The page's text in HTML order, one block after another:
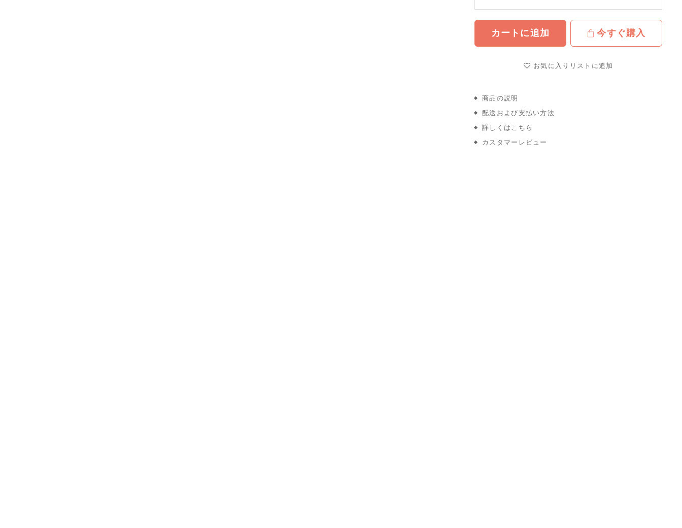
カートに追加 今すぐ購入
お気に入りリストに追加
商品の説明
配送および支払い方法
詳しくはこちら
カスタマーレビュー